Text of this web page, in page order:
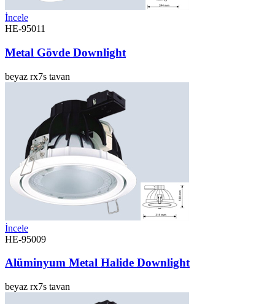
İncele
HE-95011
Metal Gövde Downlight
beyaz rx7s tavan
İncele
HE-95009
Alüminyum Metal Halide Downlight
beyaz rx7s tavan